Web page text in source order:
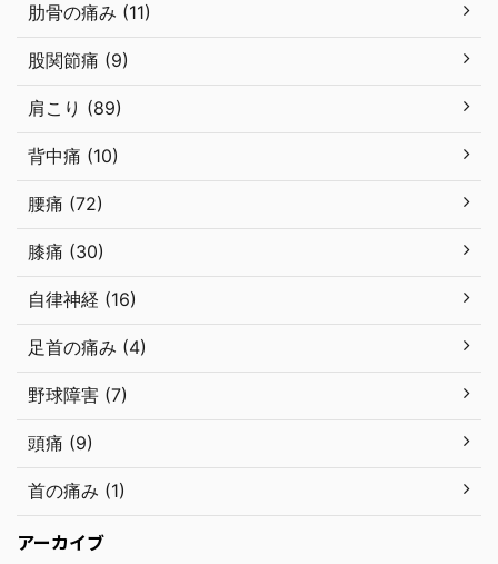
肋骨の痛み (11)
股関節痛 (9)
肩こり (89)
背中痛 (10)
腰痛 (72)
膝痛 (30)
自律神経 (16)
足首の痛み (4)
野球障害 (7)
頭痛 (9)
首の痛み (1)
アーカイブ